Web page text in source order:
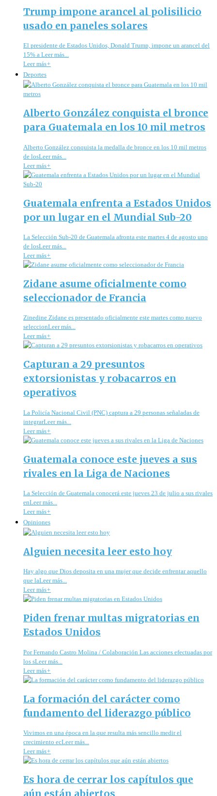
Trump impone arancel al polisilicio
usado en paneles solares
El presidente de Estados Unidos, Donald Trump, impone un arancel del
15% a Leer más...
Leer más+
Deportes
Alberto González conquista el bronce
para Guatemala en los 10 mil metros
Alberto González conquista la medalla de bronce en los 10 mil metros
de losLeer más...
Leer más+
Guatemala enfrenta a Estados Unidos
por un lugar en el Mundial Sub-20
La Selección Sub-20 de Guatemala afronta este martes 4 de agosto uno
de losLeer más...
Leer más+
Zidane asume oficialmente como
seleccionador de Francia
Zinedine Zidane es presentado oficialmente este martes como nuevo
seleccionLeer más...
Leer más+
Capturan a 29 presuntos
extorsionistas y robacarros en
operativos
La Policía Nacional Civil (PNC) captura a 29 personas señaladas de
integrarLeer más...
Leer más+
Guatemala conoce este jueves a sus
rivales en la Liga de Naciones
La Selección de Guatemala conocerá este jueves 23 de julio a sus rivales
enLeer más...
Leer más+
Opiniones
Alguien necesita leer esto hoy
Hay algo que Dios deposita en una mujer que decide enfrentar aquello
que laLeer más...
Leer más+
Piden frenar multas migratorias en
Estados Unidos
Por Fernando Castro Molina / Colaboración Las acciones efectuadas por
los sLeer más...
Leer más+
La formación del carácter como
fundamento del liderazgo público
Vivimos en una época en la que resulta más sencillo medir el
crecimiento ecLeer más...
Leer más+
Es hora de cerrar los capítulos que
aún están abiertos